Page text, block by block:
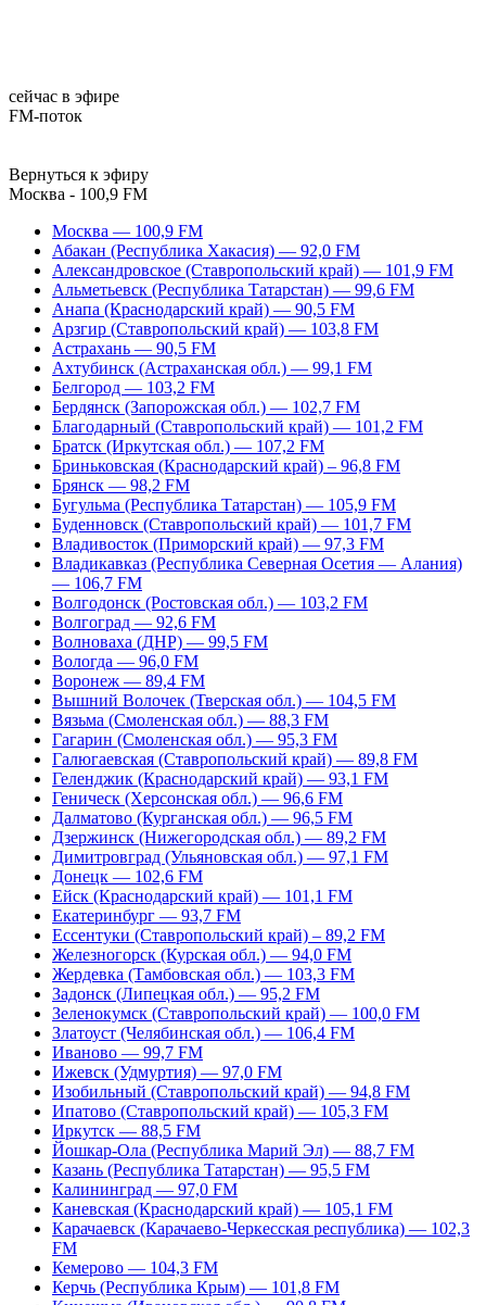
сейчас в эфире
FM-поток
Вернуться к эфиру
Москва - 100,9 FM
Москва — 100,9 FM
Абакан (Республика Хакасия) — 92,0 FM
Александровское (Ставропольский край) — 101,9 FM
Альметьевск (Республика Татарстан) — 99,6 FM
Анапа (Краснодарский край) — 90,5 FM
Арзгир (Ставропольский край) — 103,8 FM
Астрахань — 90,5 FM
Ахтубинск (Астраханская обл.) — 99,1 FM
Белгород — 103,2 FM
Бердянск (Запорожская обл.) — 102,7 FM
Благодарный (Ставропольский край) — 101,2 FM
Братск (Иркутская обл.) — 107,2 FM
Бриньковская (Краснодарский край) – 96,8 FM
Брянск — 98,2 FM
Бугульма (Республика Татарстан) — 105,9 FM
Буденновск (Ставропольский край) — 101,7 FM
Владивосток (Приморский край) — 97,3 FM
Владикавказ (Республика Северная Осетия — Алания)
— 106,7 FM
Волгодонск (Ростовская обл.) — 103,2 FM
Волгоград — 92,6 FM
Волноваха (ДНР) — 99,5 FM
Вологда — 96,0 FM
Воронеж — 89,4 FM
Вышний Волочек (Тверская обл.) — 104,5 FM
Вязьма (Смоленская обл.) — 88,3 FM
Гагарин (Смоленская обл.) — 95,3 FM
Галюгаевская (Ставропольский край) — 89,8 FM
Геленджик (Краснодарский край) — 93,1 FM
Геническ (Херсонская обл.) — 96,6 FM
Далматово (Курганская обл.) — 96,5 FM
Дзержинск (Нижегородская обл.) — 89,2 FM
Димитровград (Ульяновская обл.) — 97,1 FM
Донецк — 102,6 FM
Ейск (Краснодарский край) — 101,1 FM
Екатеринбург — 93,7 FM
Ессентуки (Ставропольский край) – 89,2 FM
Железногорск (Курская обл.) — 94,0 FM
Жердевка (Тамбовская обл.) — 103,3 FM
Задонск (Липецкая обл.) — 95,2 FM
Зеленокумск (Ставропольский край) — 100,0 FM
Златоуст (Челябинская обл.) — 106,4 FM
Иваново — 99,7 FM
Ижевск (Удмуртия) — 97,0 FM
Изобильный (Ставропольский край) — 94,8 FM
Ипатово (Ставропольский край) — 105,3 FM
Иркутск — 88,5 FM
Йошкар-Ола (Республика Марий Эл) — 88,7 FM
Казань (Республика Татарстан) — 95,5 FM
Калининград — 97,0 FM
Каневская (Краснодарский край) — 105,1 FM
Карачаевск (Карачаево-Черкесская республика) — 102,3
FM
Кемерово — 104,3 FM
Керчь (Республика Крым) — 101,8 FM